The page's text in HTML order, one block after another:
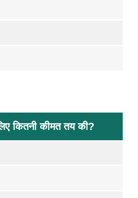
कितनी कीमत तय की?